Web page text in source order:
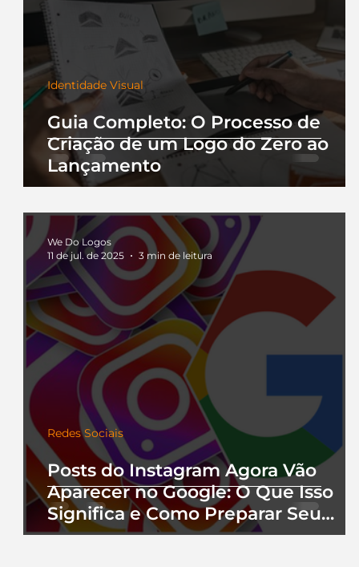
Guia Completo: O Processo de
Criação de um Logo do Zero ao
Lançamento
Identidade Visual
Posts do Instagram Agora Vão
Aparecer no Google: O Que Isso
Significa e Como Preparar Seu
Perfil
Redes Sociais
We Do Logos
11 de jul. de 2025
3 min de leitura